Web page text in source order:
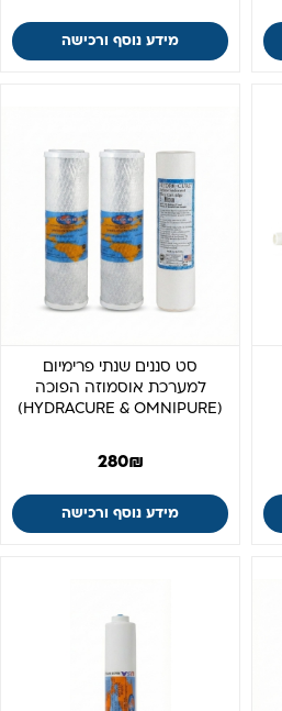
מידע נוסף ורכישה
סט סננים שנתי פרימיום
למערכת אוסמוזה הפוכה
(HYDRACURE & OMNIPURE)
280₪
מידע נוסף ורכישה